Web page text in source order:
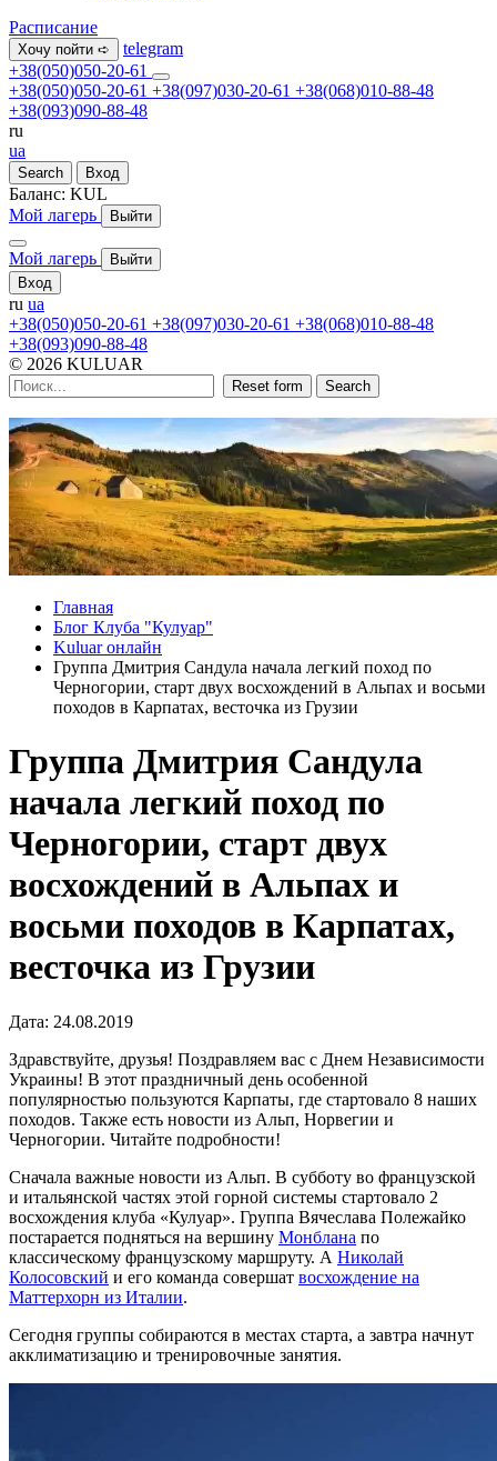
Расписание
Хочу пойти ➪
telegram
+38(050)050-20-61
+38(050)050-20-61 +38(097)030-20-61 +38(068)010-88-48
+38(093)090-88-48
ru
ua
Search Вход
Баланс: KUL
Мой лагерь
Выйти
Мой лагерь
Выйти
Вход
ru ua
+38(050)050-20-61 +38(097)030-20-61 +38(068)010-88-48
+38(093)090-88-48
© 2026 KULUAR
Reset form Search
Главная
Блог Клуба "Кулуар"
Kuluar онлайн
Группа Дмитрия Сандула начала легкий поход по
Черногории, старт двух восхождений в Альпах и восьми
походов в Карпатах, весточка из Грузии
Группа Дмитрия Сандула
начала легкий поход по
Черногории, старт двух
восхождений в Альпах и
восьми походов в Карпатах,
весточка из Грузии
Дата: 24.08.2019
Здравствуйте, друзья! Поздравляем вас с Днем Независимости
Украины! В этот праздничный день особенной
популярностью пользуются Карпаты, где стартовало 8 наших
походов. Также есть новости из Альп, Норвегии и
Черногории. Читайте подробности!
Сначала важные новости из Альп. В субботу во французской
и итальянской частях этой горной системы стартовало 2
восхождения клуба «Кулуар». Группа Вячеслава Полежайко
постарается подняться на вершину Монблана по
классическому французскому маршруту. А Николай
Колосовский и его команда совершат восхождение на
Маттерхорн из Италии.
Сегодня группы собираются в местах старта, а завтра начнут
акклиматизацию и тренировочные занятия.